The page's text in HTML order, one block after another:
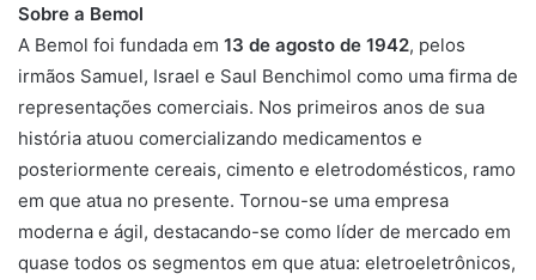
Sobre a Bemol
A Bemol foi fundada em 13 de agosto de 1942, pelos
irmãos Samuel, Israel e Saul Benchimol como uma firma de
representações comerciais. Nos primeiros anos de sua
história atuou comercializando medicamentos e
posteriormente cereais, cimento e eletrodomésticos, ramo
em que atua no presente. Tornou-se uma empresa
moderna e ágil, destacando-se como líder de mercado em
quase todos os segmentos em que atua: eletroeletrônicos,